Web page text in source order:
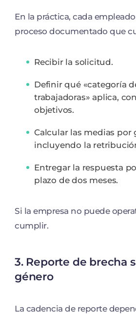
En la práctica, cada
proceso documentado que
Recibir la solicitud.
Definir qué «categoría
trabajadoras» aplica,
objetivos.
Calcular las medias por
incluyendo la
Entregar la respuesta
plazo de dos meses.
Si la empresa no puede
cumplir.
3. Reporte de brecha
género
La cadencia de reporte